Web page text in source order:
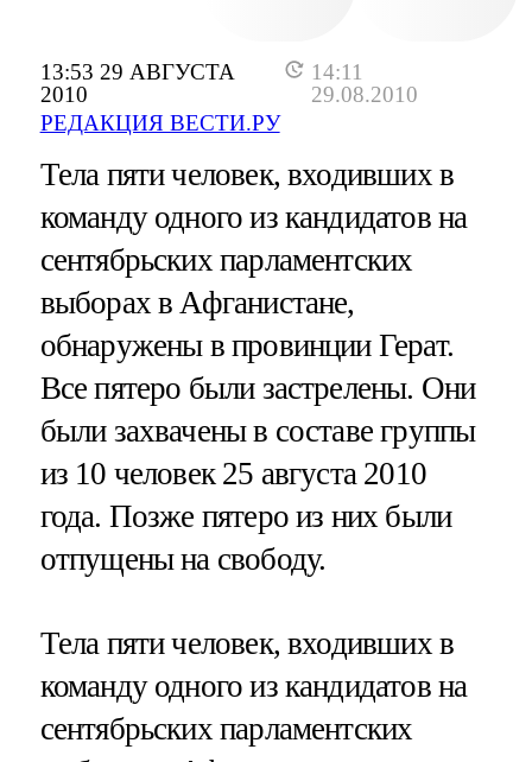
13:53 29 АВГУСТА
2010
14:11
29.08.2010
РЕДАКЦИЯ ВЕСТИ.РУ
Тела пяти человек, входивших в
команду одного из кандидатов на
сентябрьских парламентских
выборах в Афганистане,
обнаружены в провинции Герат.
Все пятеро были застрелены. Они
были захвачены в составе группы
из 10 человек 25 августа 2010
года. Позже пятеро из них были
отпущены на свободу.
Тела пяти человек, входивших в
команду одного из кандидатов на
сентябрьских парламентских